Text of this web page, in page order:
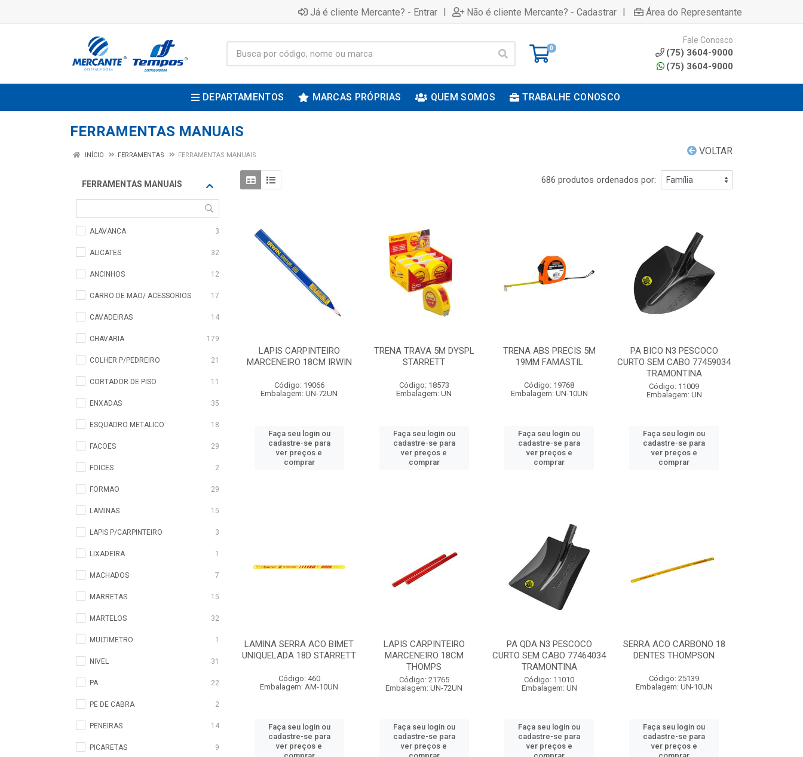
Já é cliente Mercante? - Entrar | Não é cliente Mercante? - Cadastrar | Área do Representante
0
Fale Conosco
(75) 3604-9000
(75) 3604-9000
DEPARTAMENTOS MARCAS PRÓPRIAS QUEM SOMOS TRABALHE CONOSCO
FERRAMENTAS MANUAIS
VOLTAR
INÍCIO FERRAMENTAS FERRAMENTAS MANUAIS
FERRAMENTAS MANUAIS
ALAVANCA 3
ALICATES 32
ANCINHOS 12
CARRO DE MAO/ ACESSORIOS 17
CAVADEIRAS 14
CHAVARIA 179
COLHER P/PEDREIRO 21
CORTADOR DE PISO 11
ENXADAS 35
ESQUADRO METALICO 18
FACOES 29
FOICES 2
FORMAO 29
LAMINAS 15
LAPIS P/CARPINTEIRO 3
LIXADEIRA 1
MACHADOS 7
MARRETAS 15
MARTELOS 32
MULTIMETRO 1
NIVEL 31
PA 22
PE DE CABRA 2
PENEIRAS 14
PICARETAS 9
686 produtos ordenados por:
LAPIS CARPINTEIRO
MARCENEIRO 18CM IRWIN
Código: 19066
Embalagem: UN-72UN
Faça seu login ou
cadastre-se para
ver preços e
comprar
TRENA TRAVA 5M DYSPL
STARRETT
Código: 18573
Embalagem: UN
Faça seu login ou
cadastre-se para
ver preços e
comprar
TRENA ABS PRECIS 5M
19MM FAMASTIL
Código: 19768
Embalagem: UN-10UN
Faça seu login ou
cadastre-se para
ver preços e
comprar
PA BICO N3 PESCOCO
CURTO SEM CABO 77459034
TRAMONTINA
Código: 11009
Embalagem: UN
Faça seu login ou
cadastre-se para
ver preços e
comprar
LAMINA SERRA ACO BIMET
UNIQUELADA 18D STARRETT
Código: 460
Embalagem: AM-10UN
Faça seu login ou
cadastre-se para
ver preços e
LAPIS CARPINTEIRO
MARCENEIRO 18CM
THOMPS
Código: 21765
Embalagem: UN-72UN
Faça seu login ou
cadastre-se para
ver preços e
PA QDA N3 PESCOCO
CURTO SEM CABO 77464034
TRAMONTINA
Código: 11010
Embalagem: UN
Faça seu login ou
cadastre-se para
ver preços e
SERRA ACO CARBONO 18
DENTES THOMPSON
Código: 25139
Embalagem: UN-10UN
Faça seu login ou
cadastre-se para
ver preços e